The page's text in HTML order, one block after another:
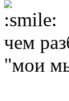
чем
"мои